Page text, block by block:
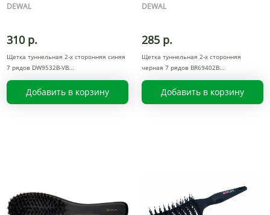
DEWAL
310 р.
Щетка туннельная 2-х сторонняя синяя
7 рядов DW9532B-VB
Добавить в корзину
DEWAL
285 р.
Щетка туннельная 2-х сторонняя
черная 7 рядов BR69402B
Добавить в корзину